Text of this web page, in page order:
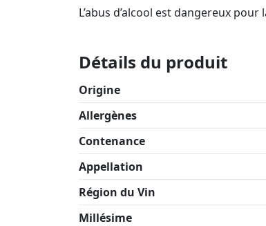
L’abus d’alcool est dangereux
Détails du produit
Origine
Allergènes
Contenance
Appellation
Région du Vin
Millésime